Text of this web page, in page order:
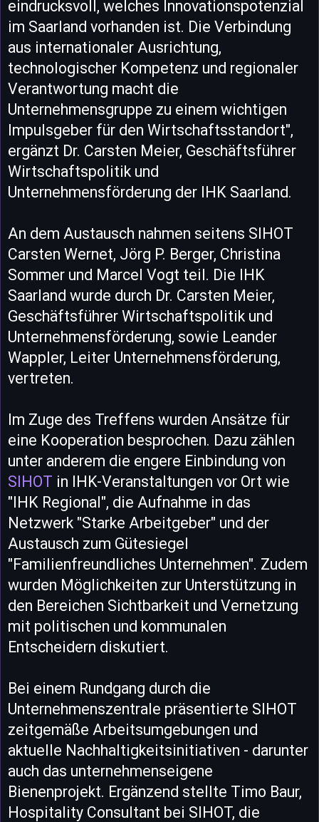
eindrucksvoll, welches Innovationspotenzial
im Saarland vorhanden ist. Die Verbindung
aus internationaler Ausrichtung,
technologischer Kompetenz und regionaler
Verantwortung macht die
Unternehmensgruppe zu einem wichtigen
Impulsgeber für den Wirtschaftsstandort",
ergänzt Dr. Carsten Meier, Geschäftsführer
Wirtschaftspolitik und
Unternehmensförderung der IHK Saarland.
An dem Austausch nahmen seitens SIHOT
Carsten Wernet, Jörg P. Berger, Christina
Sommer und Marcel Vogt teil. Die IHK
Saarland wurde durch Dr. Carsten Meier,
Geschäftsführer Wirtschaftspolitik und
Unternehmensförderung, sowie Leander
Wappler, Leiter Unternehmensförderung,
vertreten.
Im Zuge des Treffens wurden Ansätze für
eine Kooperation besprochen. Dazu zählen
unter anderem die engere Einbindung von
SIHOT in IHK-Veranstaltungen vor Ort wie
"IHK Regional", die Aufnahme in das
Netzwerk "Starke Arbeitgeber" und der
Austausch zum Gütesiegel
"Familienfreundliches Unternehmen". Zudem
wurden Möglichkeiten zur Unterstützung in
den Bereichen Sichtbarkeit und Vernetzung
mit politischen und kommunalen
Entscheidern diskutiert.
Bei einem Rundgang durch die
Unternehmenszentrale präsentierte SIHOT
zeitgemäße Arbeitsumgebungen und
aktuelle Nachhaltigkeitsinitiativen - darunter
auch das unternehmenseigene
Bienenprojekt. Ergänzend stellte Timo Baur,
Hospitality Consultant bei SIHOT, die